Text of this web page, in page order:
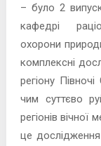
– було 2
кафедрі
охорони
комплексні
регіону
чим суттєво
регіонів
це